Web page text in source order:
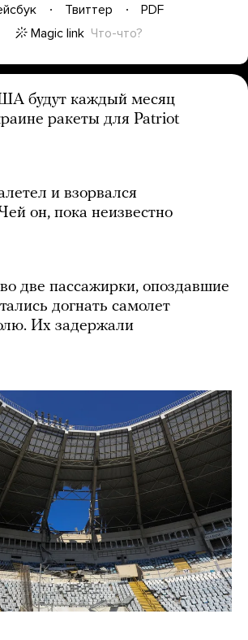
Твиттер
PDF
Magic link Что-что?
будут каждый месяц
ракеты для Patriot
и взорвался
он, пока неизвестно
две пассажирки, опоздавшие
догнать самолет
Их задержали